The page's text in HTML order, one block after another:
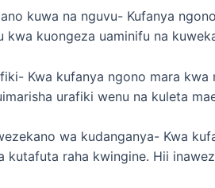
kuwa na nguvu- Kufanya
kwa kuongeza uaminifu na
Kwa kufanya ngono mara
urafiki wenu na kuleta
wa kudanganya- Kwa
kutafuta raha kwingine. Hii